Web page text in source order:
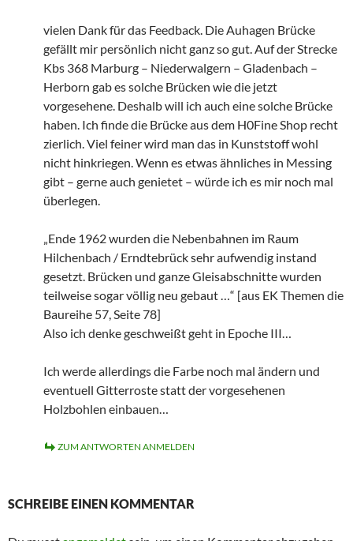
vielen Dank für das Feedback. Die Auhagen Brücke
gefällt mir persönlich nicht ganz so gut. Auf der Strecke
Kbs 368 Marburg – Niederwalgern – Gladenbach –
Herborn gab es solche Brücken wie die jetzt
vorgesehene. Deshalb will ich auch eine solche Brücke
haben. Ich finde die Brücke aus dem H0Fine Shop recht
zierlich. Viel feiner wird man das in Kunststoff wohl
nicht hinkriegen. Wenn es etwas ähnliches in Messing
gibt – gerne auch genietet – würde ich es mir noch mal
überlegen.
„Ende 1962 wurden die Nebenbahnen im Raum
Hilchenbach / Erndtebrück sehr aufwendig instand
gesetzt. Brücken und ganze Gleisabschnitte wurden
teilweise sogar völlig neu gebaut …“ [aus EK Themen die
Baureihe 57, Seite 78]
Also ich denke geschweißt geht in Epoche III…
Ich werde allerdings die Farbe noch mal ändern und
eventuell Gitterroste statt der vorgesehenen
Holzbohlen einbauen…
ZUM ANTWORTEN ANMELDEN
SCHREIBE EINEN KOMMENTAR